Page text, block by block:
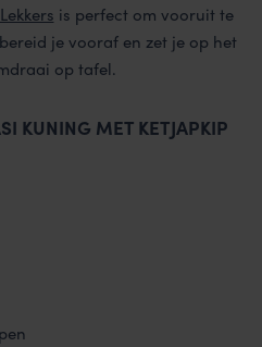
is perfect om vooruit te
je vooraf en zet je op het
op tafel.
KUNING MET KETJAPKIP